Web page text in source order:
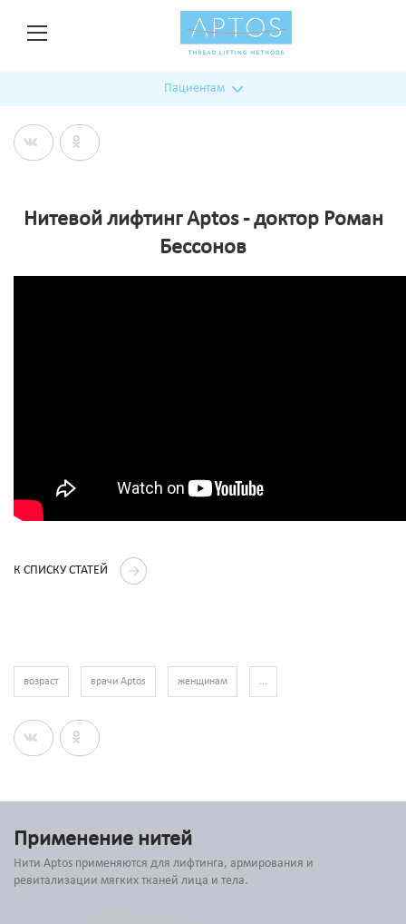
Пациентам
Нитевой лифтинг Aptos - доктор Роман
Бессонов
К СПИСКУ СТАТЕЙ
возраст врачи Aptos женщинам ...
Применение нитей
Нити Aptos применяются для лифтинга, армирования и
ревитализации мягких тканей лица и тела.